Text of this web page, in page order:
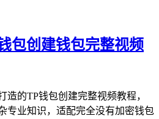
包创建钱包完整视频
造的TP钱包创建完整视频教程，
专业知识，适配完全没有加密钱包